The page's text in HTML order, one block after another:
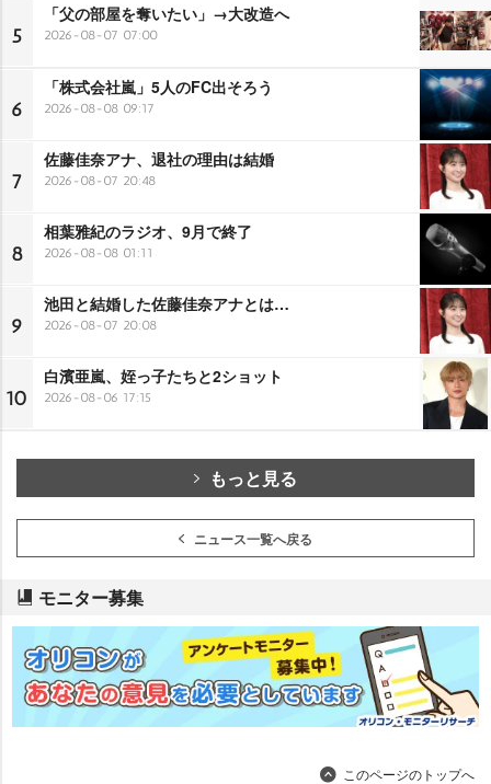
5
「父の部屋を奪いたい」→大改造へ
2026-08-07 07:00
6
「株式会社嵐」5人のFC出そろう
2026-08-08 09:17
7
佐藤佳奈アナ、退社の理由は結婚
2026-08-07 20:48
8
相葉雅紀のラジオ、9月で終了
2026-08-08 01:11
9
池田と結婚した佐藤佳奈アナとは…
2026-08-07 20:08
10
白濱亜嵐、姪っ子たちと2ショット
2026-08-06 17:15
もっと見る
ニュース一覧へ戻る
モニター募集
このページのトップへ